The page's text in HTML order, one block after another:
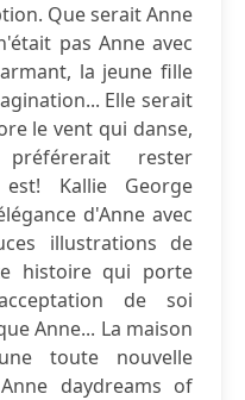
Que serait Anne
pas Anne avec
la jeune fille
Elle serait
le vent qui danse,
rester
Kallie George
d'Anne avec
illustrations de
histoire qui porte
de soi
Anne... La maison
toute nouvelle
daydreams of